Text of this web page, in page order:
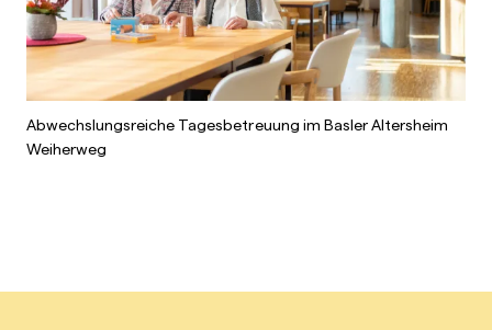
Abwechslungsreiche Tagesbetreuung im Basler Altersheim
Weiherweg